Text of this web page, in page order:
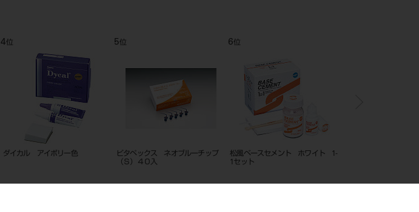
10位
カルビタール （液）10mL
11位
エヌ・ツー ユニバーサル （液）
12位
メタシール Soft セット